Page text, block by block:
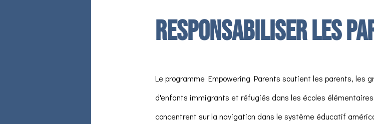
Responsabiliser les
Le programme Empowering Parents soutient les parents, les
d'enfants immigrants et réfugiés dans les écoles
concentrent sur la navigation dans le système éducatif